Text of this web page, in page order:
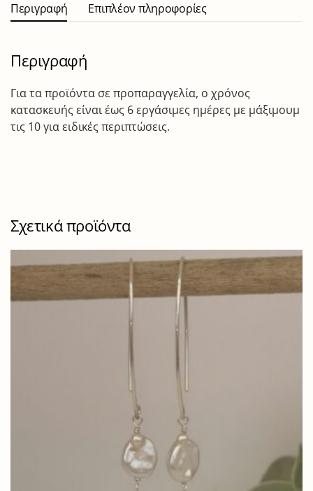
Περιγραφή Επιπλέον πληροφορίες
Περιγραφή
Για τα προϊόντα σε προπαραγγελία, ο χρόνος
κατασκευής είναι έως 6 εργάσιμες ημέρες με μάξιμουμ
τις 10 για ειδικές περιπτώσεις.
Σχετικά προϊόντα